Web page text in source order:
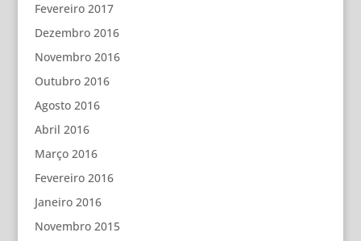
Fevereiro 2017
Dezembro 2016
Novembro 2016
Outubro 2016
Agosto 2016
Abril 2016
Março 2016
Fevereiro 2016
Janeiro 2016
Novembro 2015